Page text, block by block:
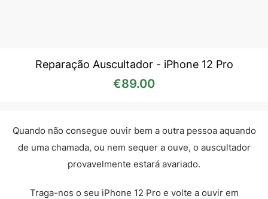
Reparação Auscultador - iPhone 12 Pro
€89.00
Quando não consegue ouvir bem a outra pessoa aquando
de uma chamada, ou nem sequer a ouve, o auscultador
provavelmente estará avariado.
Traga-nos o seu iPhone 12 Pro e volte a ouvir em